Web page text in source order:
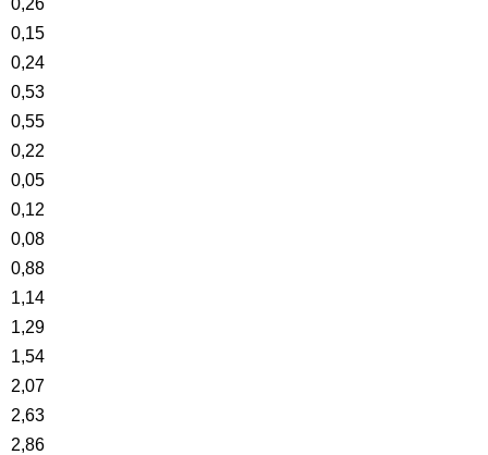
0,26
0,15
0,24
0,53
0,55
0,22
0,05
0,12
0,08
0,88
1,14
1,29
1,54
2,07
2,63
2,86